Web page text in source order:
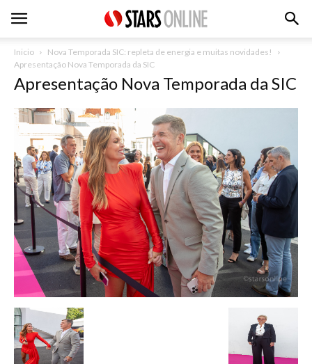
Inicio
Nova Temporada SIC: repleta de energia e muitas novidades!
Apresentação Nova Temporada da SIC
Apresentação Nova Temporada da SIC